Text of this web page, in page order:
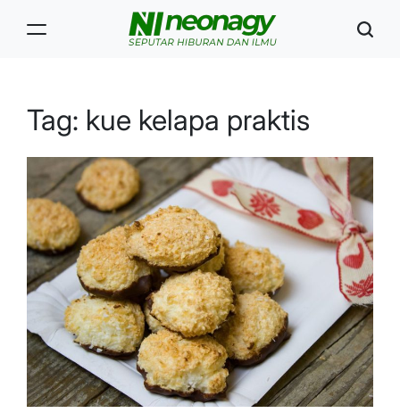
Tag: kue kelapa praktis